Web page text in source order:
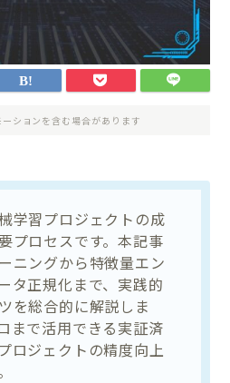
ションを含む場合があります
学習プロジェクトの成
プロセスです。本記事
ニングから特徴量エン
タ正規化まで、実践的
を総合的に解説しま
まで活用できる実証済
ロジェクトの精度向上